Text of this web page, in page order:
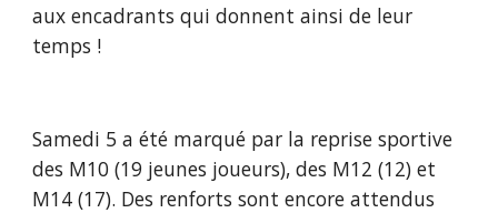
aux encadrants qui donnent ainsi de leur
temps !
Samedi 5 a été marqué par la reprise sportive
des M10 (19 jeunes joueurs), des M12 (12) et
M14 (17). Des renforts sont encore attendus